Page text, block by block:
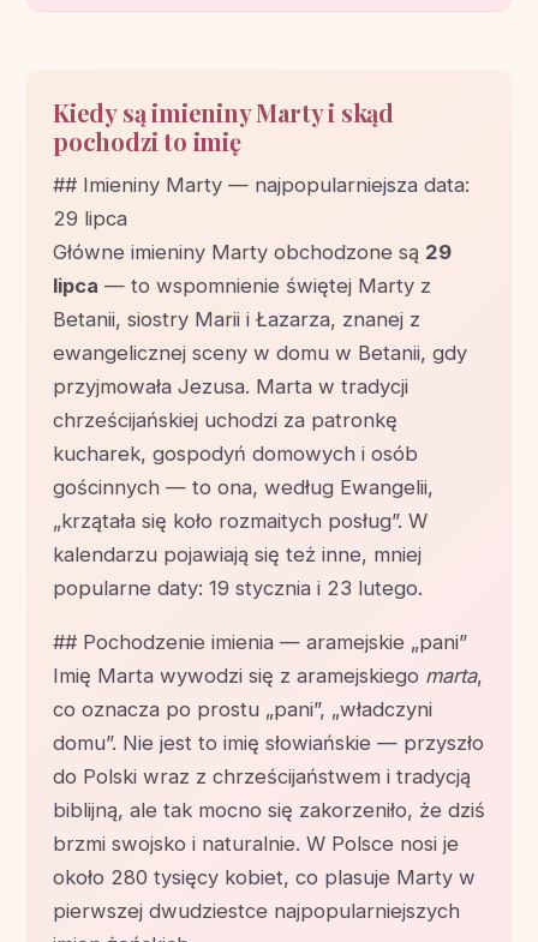
Kiedy są imieniny Marty i skąd
pochodzi to imię
## Imieniny Marty — najpopularniejsza data:
29 lipca
Główne imieniny Marty obchodzone są 29
lipca — to wspomnienie świętej Marty z
Betanii, siostry Marii i Łazarza, znanej z
ewangelicznej sceny w domu w Betanii, gdy
przyjmowała Jezusa. Marta w tradycji
chrześcijańskiej uchodzi za patronkę
kucharek, gospodyń domowych i osób
gościnnych — to ona, według Ewangelii,
„krzątała się koło rozmaitych posług”. W
kalendarzu pojawiają się też inne, mniej
popularne daty: 19 stycznia i 23 lutego.
## Pochodzenie imienia — aramejskie „pani”
Imię Marta wywodzi się z aramejskiego marta,
co oznacza po prostu „pani”, „władczyni
domu”. Nie jest to imię słowiańskie — przyszło
do Polski wraz z chrześcijaństwem i tradycją
biblijną, ale tak mocno się zakorzeniło, że dziś
brzmi swojsko i naturalnie. W Polsce nosi je
około 280 tysięcy kobiet, co plasuje Marty w
pierwszej dwudziestce najpopularniejszych